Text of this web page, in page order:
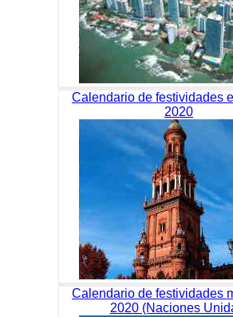
Calendario de festividades
2020
Calendario de festividades
2020 (Naciones